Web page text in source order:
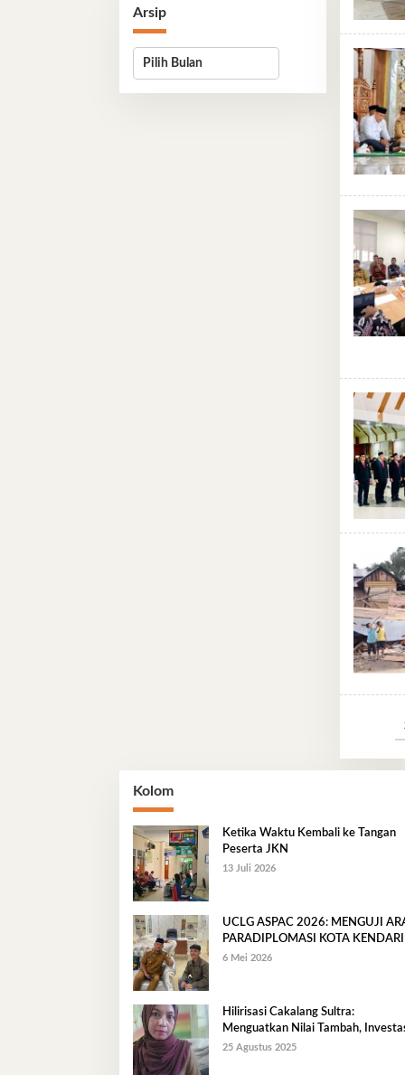
Arsip
Arsip
Kolom
Ketika Waktu Kembali ke Tangan
Peserta JKN
13 Juli 2026
UCLG ASPAC 2026: MENGUJI
PARADIPLOMASI KOTA KENDARI
6 Mei 2026
Hilirisasi Cakalang Sultra:
Menguatkan Nilai Tambah,
dan Ekonomi Maritim Berkelanjutan
25 Agustus 2025